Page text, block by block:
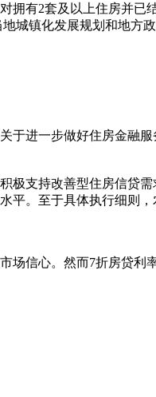
拥有2套及以上住房并
城镇化发展规划和地方
于进一步做好住房金融
支持改善型住房信贷
。至于具体执行细则，
信心。然而7折房贷